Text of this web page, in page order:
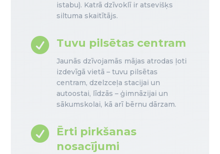
istabu). Katrā dzīvoklī ir atsevišķs
siltuma skaitītājs.
 Tuvu pilsētas centram
Jaunās dzīvojamās mājas atrodas ļoti
izdevīgā vietā – tuvu pilsētas
centram, dzelzceļa stacijai un
autoostai, līdzās – ģimnāzijai un
sākumskolai, kā arī bērnu dārzam.

Ērti pirkšanas
nosacījumi